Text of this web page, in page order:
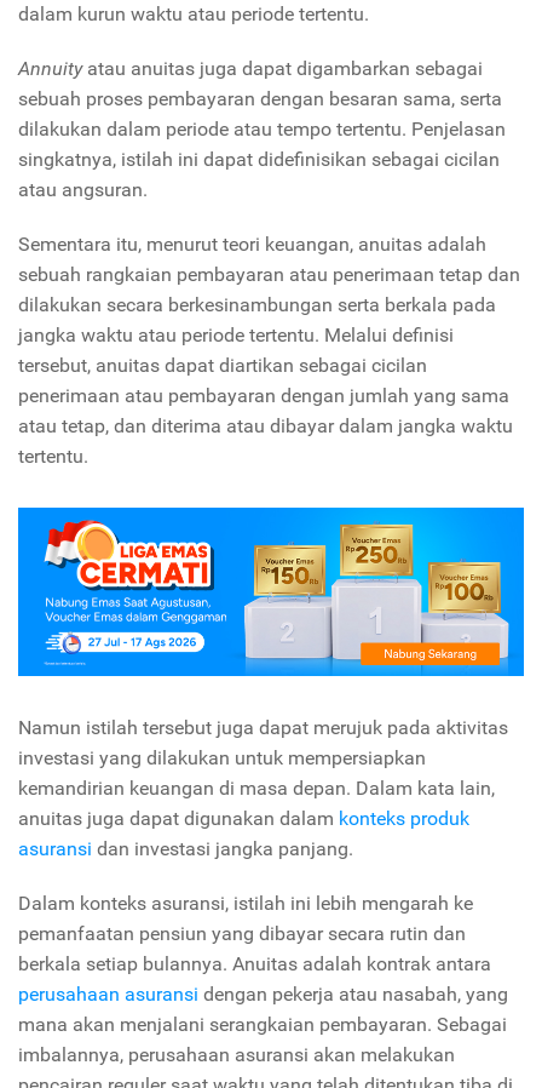
dalam kurun waktu atau periode tertentu.
Annuity atau anuitas juga dapat digambarkan sebagai
sebuah proses pembayaran dengan besaran sama, serta
dilakukan dalam periode atau tempo tertentu. Penjelasan
singkatnya, istilah ini dapat didefinisikan sebagai cicilan
atau angsuran.
Sementara itu, menurut teori keuangan, anuitas adalah
sebuah rangkaian pembayaran atau penerimaan tetap dan
dilakukan secara berkesinambungan serta berkala pada
jangka waktu atau periode tertentu. Melalui definisi
tersebut, anuitas dapat diartikan sebagai cicilan
penerimaan atau pembayaran dengan jumlah yang sama
atau tetap, dan diterima atau dibayar dalam jangka waktu
tertentu.
Namun istilah tersebut juga dapat merujuk pada aktivitas
investasi yang dilakukan untuk mempersiapkan
kemandirian keuangan di masa depan. Dalam kata lain,
anuitas juga dapat digunakan dalam konteks produk
asuransi dan investasi jangka panjang.
Dalam konteks asuransi, istilah ini lebih mengarah ke
pemanfaatan pensiun yang dibayar secara rutin dan
berkala setiap bulannya. Anuitas adalah kontrak antara
perusahaan asuransi dengan pekerja atau nasabah, yang
mana akan menjalani serangkaian pembayaran. Sebagai
imbalannya, perusahaan asuransi akan melakukan